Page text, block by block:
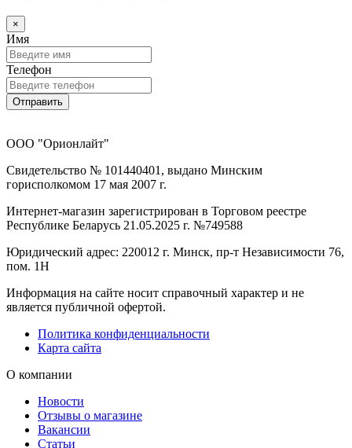
×
Имя
Телефон
Отправить
ООО "Орионлайт"
Свидетельство № 101440401, выдано Минским
горисполкомом 17 мая 2007 г.
Интернет-магазин зарегистрирован в Торговом реестре
Республике Беларусь 21.05.2025 г. №749588
Юридический адрес: 220012 г. Минск, пр-т Независимости 76,
пом. 1Н
Информация на сайте носит справочный характер и не
является публичной офертой.
Политика конфиденциальности
Карта сайта
О компании
Новости
Отзывы о магазине
Вакансии
Статьи